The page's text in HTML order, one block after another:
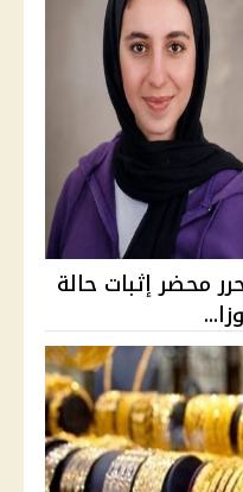
تحرر محضر إثبات حالة